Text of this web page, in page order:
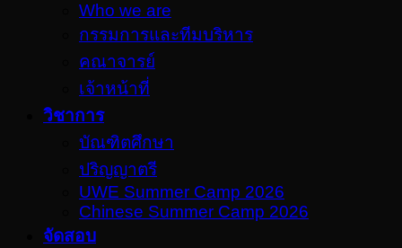
Who we are
กรรมการและทีมบริหาร
คณาจารย์
เจ้าหน้าที่
วิชาการ
บัณฑิตศึกษา
ปริญญาตรี
UWE Summer Camp 2026
Chinese Summer Camp 2026
จัดสอบ